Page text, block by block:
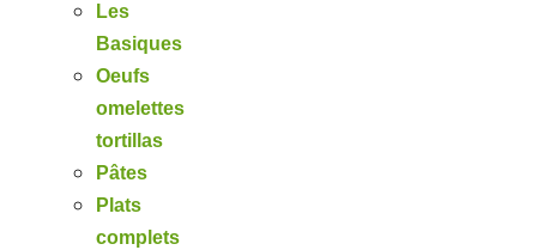
Les
Basiques
Oeufs
omelettes
tortillas
Pâtes
Plats
complets